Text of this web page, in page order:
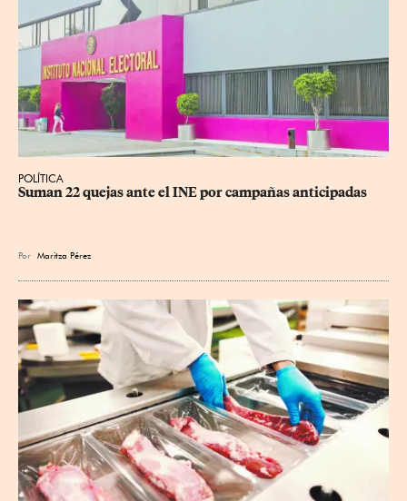
POLÍTICA
Suman 22 quejas ante el INE por campañas anticipadas
Por Maritza Pérez